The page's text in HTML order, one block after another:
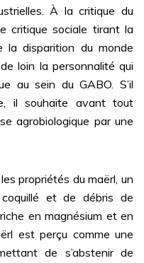
À la critique du
critique sociale tirant la
la disparition du monde
loin la personnalité qui
au sein du GABO. S’il
il souhaite avant tout
agrobiologique par une
du maërl, un
et de débris de
en magnésium et en
est perçu comme une
de s’abstenir de